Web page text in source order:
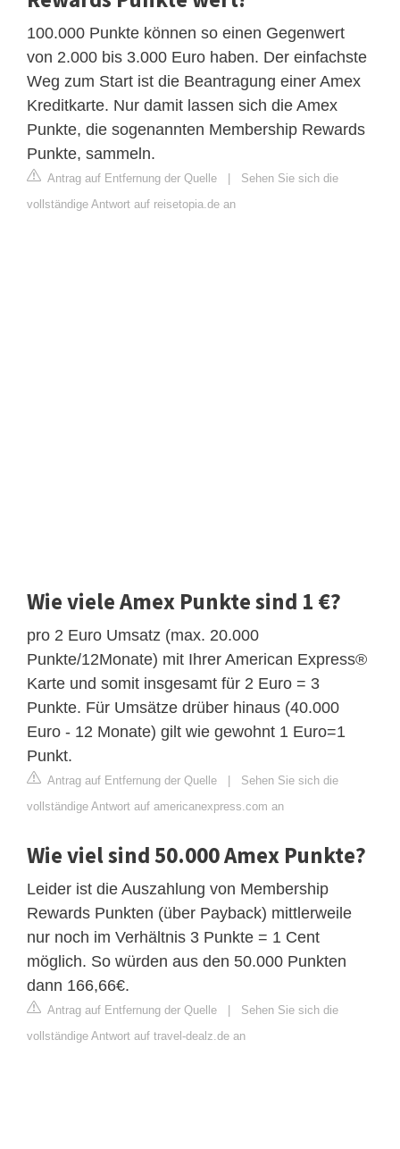
100.000 Punkte können so einen Gegenwert
von 2.000 bis 3.000 Euro haben. Der einfachste
Weg zum Start ist die Beantragung einer Amex
Kreditkarte. Nur damit lassen sich die Amex
Punkte, die sogenannten Membership Rewards
Punkte, sammeln.
Antrag auf Entfernung der Quelle
Sehen Sie sich die
vollständige Antwort auf reisetopia.de an
Wie viele Amex Punkte sind 1 €?
pro 2 Euro Umsatz (max. 20.000
Punkte/12Monate) mit Ihrer American Express®
Karte und somit insgesamt für 2 Euro = 3
Punkte. Für Umsätze drüber hinaus (40.000
Euro - 12 Monate) gilt wie gewohnt 1 Euro=1
Punkt.
Antrag auf Entfernung der Quelle
Sehen Sie sich die
vollständige Antwort auf americanexpress.com an
Wie viel sind 50.000 Amex Punkte?
Leider ist die Auszahlung von Membership
Rewards Punkten (über Payback) mittlerweile
nur noch im Verhältnis 3 Punkte = 1 Cent
möglich. So würden aus den 50.000 Punkten
dann 166,66€.
Antrag auf Entfernung der Quelle
Sehen Sie sich die
vollständige Antwort auf travel-dealz.de an